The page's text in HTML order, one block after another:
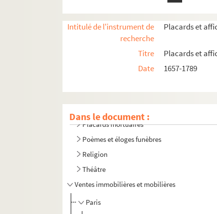
Intitulé de l'instrument de
recherche
Placards et
Titre
Placards et
Date
1657-1789
Dans le document :
Actes administratifs et judiciaires
Enseignement
Placards mortuaires
Poèmes et éloges funèbres
Religion
Théâtre
Ventes immobilières et mobilières
Paris